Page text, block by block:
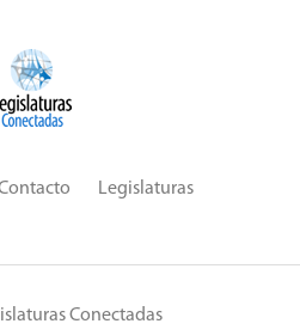
Legislaturas
Conectadas